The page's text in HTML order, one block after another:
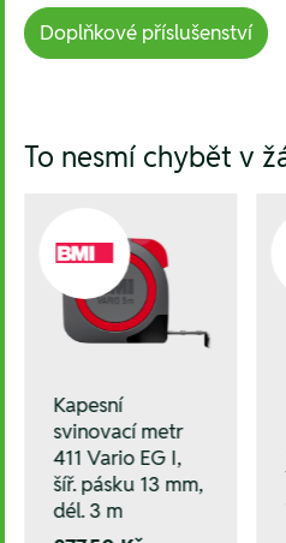
Doplňkové příslušenství
To nesmí chybět v
Kapesní
svinovací metr
411 Vario EG I,
šíř. pásku 13 mm,
dél. 3 m